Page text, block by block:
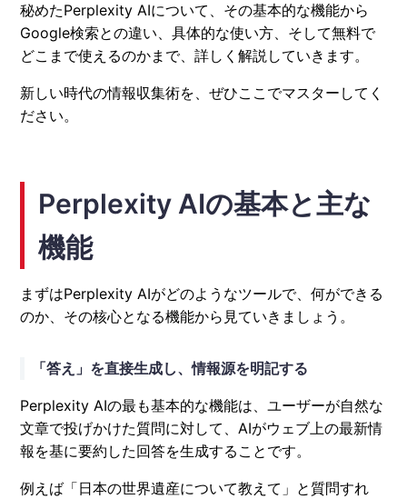
秘めたPerplexity AIについて、その基本的な機能から
Google検索との違い、具体的な使い方、そして無料で
どこまで使えるのかまで、詳しく解説していきます。
新しい時代の情報収集術を、ぜひここでマスターしてく
ださい。
Perplexity AIの基本と主な
機能
まずはPerplexity AIがどのようなツールで、何ができる
のか、その核心となる機能から見ていきましょう。
「答え」を直接生成し、情報源を明記する
Perplexity AIの最も基本的な機能は、ユーザーが自然な
文章で投げかけた質問に対して、AIがウェブ上の最新情
報を基に要約した回答を生成することです。
例えば「日本の世界遺産について教えて」と質問すれ